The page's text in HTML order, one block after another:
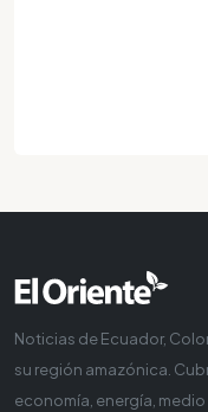
Noticias de Ecuador,
su región amazónica.
economía, energía,